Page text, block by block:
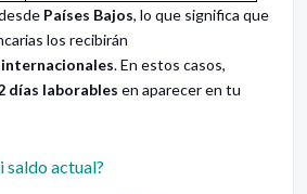
Países Bajos, lo que significa que
los recibirán
. En estos casos,
días laborables en aparecer en tu
saldo actual?